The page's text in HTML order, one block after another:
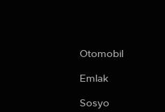
Otomobil
Emlak
Sosyo